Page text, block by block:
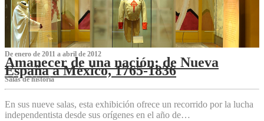
De enero de 2011 a abril de 2012
Amanecer de una nación: de Nueva
España a México, 1765-1836
Salas de historia
En sus nueve salas, esta exhibición ofrece un recorrido por la lucha
independentista desde sus orígenes en el año de…